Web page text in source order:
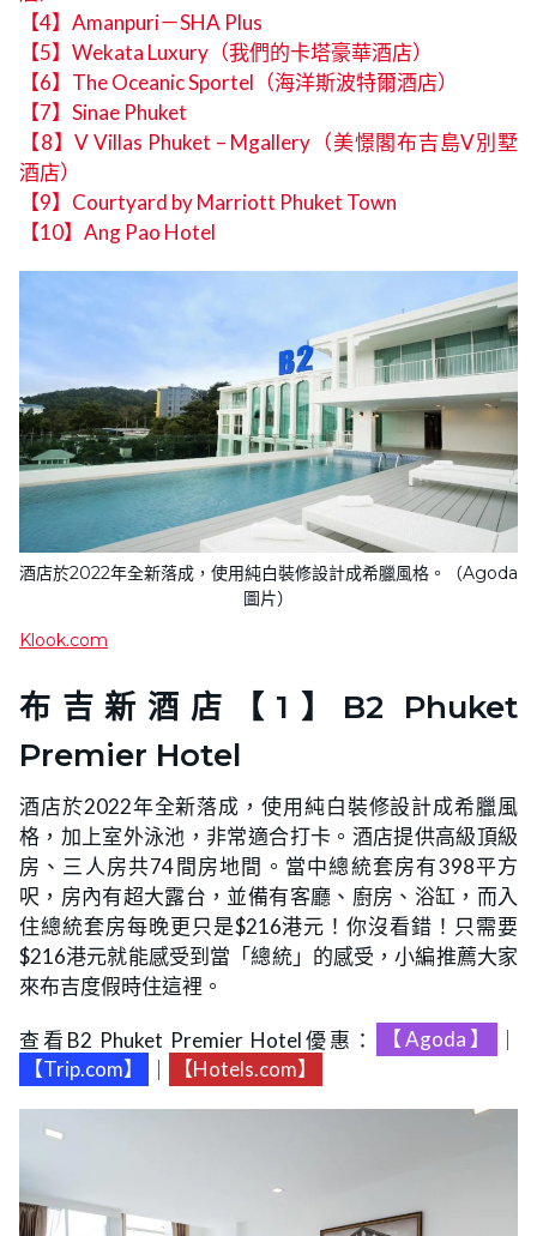
【4】Amanpuri－SHA Plus
【5】Wekata Luxury（我們的卡塔豪華酒店）
【6】The Oceanic Sportel（海洋斯波特爾酒店）
【7】Sinae Phuket
【8】V Villas Phuket – Mgallery（美憬閣布吉島V別墅
酒店）
【9】Courtyard by Marriott Phuket Town
【10】Ang Pao Hotel
酒店於2022年全新落成，使用純白裝修設計成希臘風格。（Agoda
圖片）
Klook.com
布吉新酒店【1】B2 Phuket
Premier Hotel
酒店於2022年全新落成，使用純白裝修設計成希臘風
格，加上室外泳池，非常適合打卡。酒店提供高級頂級
房、三人房共74間房地間。當中總統套房有398平方
呎，房內有超大露台，並備有客廳、廚房、浴缸，而入
住總統套房每晚更只是$216港元！你沒看錯！只需要
$216港元就能感受到當「總統」的感受，小編推薦大家
來布吉度假時住這裡。
查看B2 Phuket Premier Hotel優惠： 【Agoda】
【Trip.com】
【Hotels.com】